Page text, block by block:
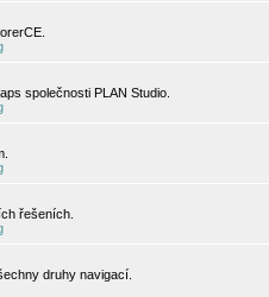
společnosti PLAN Studio.
řešeních.
druhy navigací.